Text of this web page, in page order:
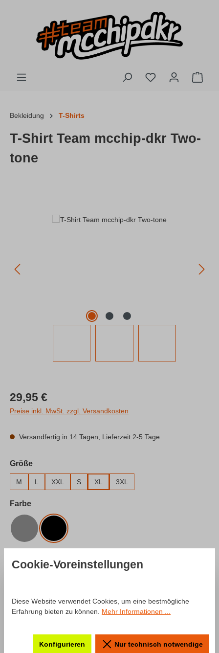
Du hast 0
Bekleidung T-Shirts
T-Shirt Team mcchip-dkr Two-
tone
Regulärer Preis:
29,95 €
Preise inkl. MwSt. zzgl. Versandkosten
Versandfertig in 14 Tagen, Lieferzeit 2-5 Tage
Größeauswählen
M L XXL S XL 3XL
Farbeauswählen
Grau Schwarz
Produkt Anzahl: Gib den gewünschten
In den Warenkorb
Produktnummer:SW10029.10
Beschreibung
Cookie-Voreinstellungen
Diese Website verwendet Cookies, um eine bestmögliche
Erfahrung bieten zu können. Mehr Informationen ...
Konfigurieren Nur technisch notwendige